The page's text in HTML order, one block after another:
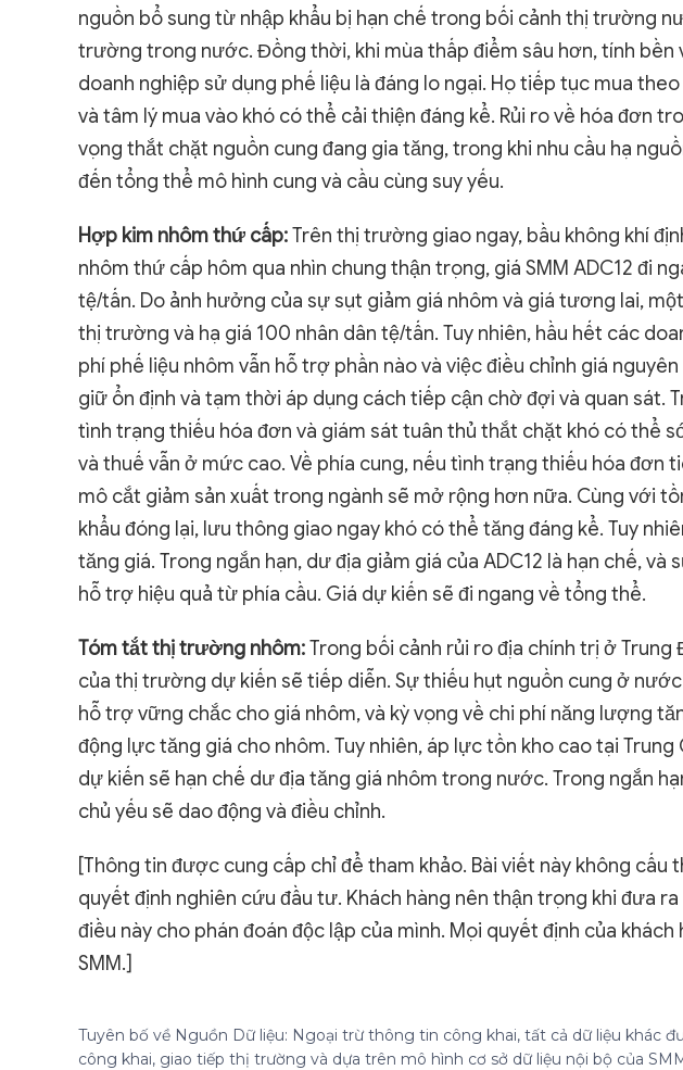
nguồn bổ sung từ nhập khẩu bị hạn chế trong bối cảnh thị trường
trường trong nước. Đồng thời, khi mùa thấp điểm sâu hơn, tính bền
doanh nghiệp sử dụng phế liệu là đáng lo ngại. Họ tiếp tục mua
và tâm lý mua vào khó có thể cải thiện đáng kể. Rủi ro về hóa đơn
vọng thắt chặt nguồn cung đang gia tăng, trong khi nhu cầu hạ
đến tổng thể mô hình cung và cầu cùng suy yếu.
Hợp kim nhôm thứ cấp:Trên thị trường giao ngay, bầu không khí
nhôm thứ cấp hôm qua nhìn chung thận trọng, giá SMM ADC12 đi
tệ/tấn. Do ảnh hưởng của sự sụt giảm giá nhôm và giá tương lai,
thị trường và hạ giá 100 nhân dân tệ/tấn. Tuy nhiên, hầu hết các
phí phế liệu nhôm vẫn hỗ trợ phần nào và việc điều chỉnh giá
giữ ổn định và tạm thời áp dụng cách tiếp cận chờ đợi và quan sát.
tình trạng thiếu hóa đơn và giám sát tuân thủ thắt chặt khó có thể
và thuế vẫn ở mức cao. Về phía cung, nếu tình trạng thiếu hóa đơn
mô cắt giảm sản xuất trong ngành sẽ mở rộng hơn nữa. Cùng với
khẩu đóng lại, lưu thông giao ngay khó có thể tăng đáng kể. Tuy
tăng giá. Trong ngắn hạn, dư địa giảm giá của ADC12 là hạn chế,
hỗ trợ hiệu quả từ phía cầu. Giá dự kiến sẽ đi ngang về tổng thể.
Tóm tắt thị trường nhôm:Trong bối cảnh rủi ro địa chính trị ở
của thị trường dự kiến sẽ tiếp diễn. Sự thiếu hụt nguồn cung ở
hỗ trợ vững chắc cho giá nhôm, và kỳ vọng về chi phí năng lượng
động lực tăng giá cho nhôm. Tuy nhiên, áp lực tồn kho cao tại
dự kiến sẽ hạn chế dư địa tăng giá nhôm trong nước. Trong ngắn
chủ yếu sẽ dao động và điều chỉnh.
[Thông tin được cung cấp chỉ để tham khảo. Bài viết này không cấu
quyết định nghiên cứu đầu tư. Khách hàng nên thận trọng khi đưa
điều này cho phán đoán độc lập của mình. Mọi quyết định của
SMM.]
Tuyên bố về Nguồn Dữ liệu: Ngoại trừ thông tin công khai, tất cả dữ liệu khác
công khai, giao tiếp thị trường và dựa trên mô hình cơ sở dữ liệu nội bộ của